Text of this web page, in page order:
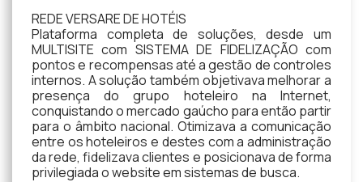
REDE VERSARE DE HOTÉIS
Plataforma completa de soluções, desde um
MULTISITE com SISTEMA DE FIDELIZAÇÃO com
pontos e recompensas até a gestão de controles
internos. A solução também objetivava melhorar a
presença do grupo hoteleiro na Internet,
conquistando o mercado gaúcho para então partir
para o âmbito nacional. Otimizava a comunicação
entre os hoteleiros e destes com a administração
da rede, fidelizava clientes e posicionava de forma
privilegiada o website em sistemas de busca.